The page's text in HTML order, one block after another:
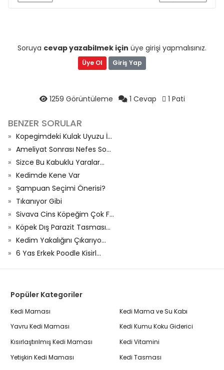
Soruya cevap yazabilmek için üye girişi yapmalısınız.
Üye Ol Giriş Yap
1259 Görüntüleme 1 Cevap 1 Pati
BENZER SORULAR
Kopegimdeki Kulak Uyuzu İ...
Ameliyat Sonrası Nefes So...
Sizce Bu Kabuklu Yaralar...
Kedimde Kene Var
Şampuan Seçimi Önerisi?
Tıkanıyor Gibi
Sivava Cins Köpeğim Çok F...
Köpek Dış Parazit Tasması...
Kedim Yakalığını Çıkarıyo...
6 Yas Erkek Poodle Kisirl...
Popüler Kategoriler
Kedi Maması
Yavru Kedi Maması
Kısırlaştırılmış Kedi Maması
Yetişkin Kedi Maması
Kedi Mama ve Su Kabı
Kedi Kumu Koku Giderici
Kedi Vitamini
Kedi Tasması